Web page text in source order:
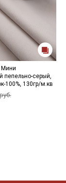
Мини
серый,
100%, 130гр/м.кв